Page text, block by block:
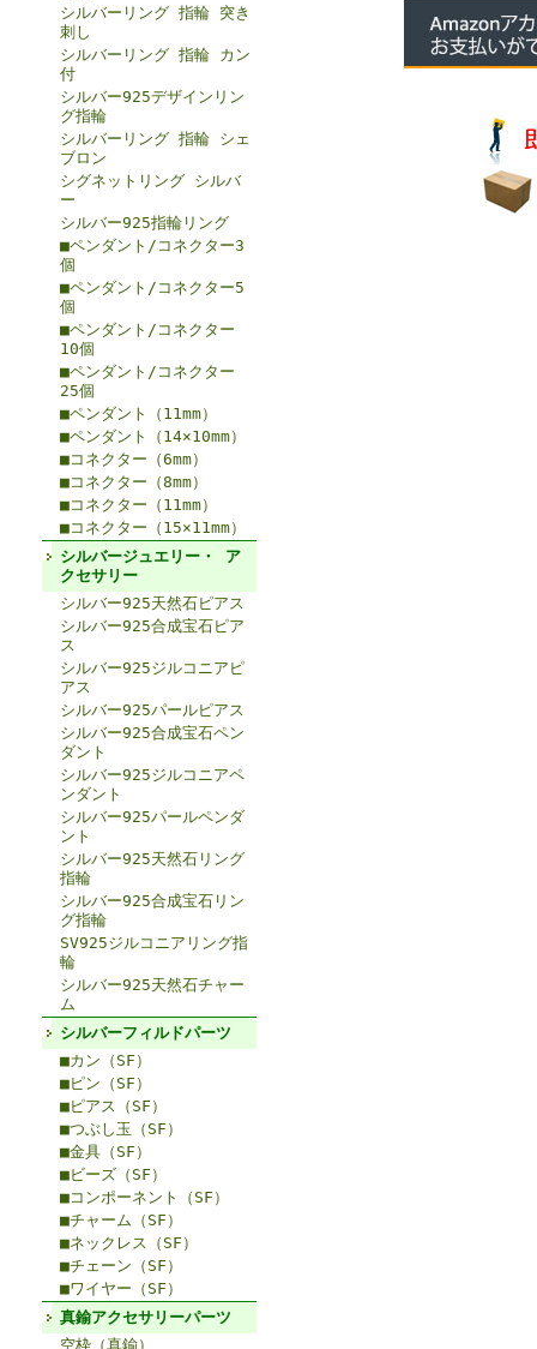
シルバーリング 指輪 突き
刺し
シルバーリング 指輪 カン
付
シルバー925デザインリン
グ指輪
シルバーリング 指輪 シェ
ブロン
シグネットリング シルバ
ー
シルバー925指輪リング
■ペンダント/コネクター3
個
■ペンダント/コネクター5
個
■ペンダント/コネクター
10個
■ペンダント/コネクター
25個
■ペンダント（11mm）
■ペンダント（14×10mm）
■コネクター（6mm）
■コネクター（8mm）
■コネクター（11mm）
■コネクター（15×11mm）
シルバージュエリー・ ア
クセサリー
シルバー925天然石ピアス
シルバー925合成宝石ピア
ス
シルバー925ジルコニアピ
アス
シルバー925パールピアス
シルバー925合成宝石ペン
ダント
シルバー925ジルコニアペ
ンダント
シルバー925パールペンダ
ント
シルバー925天然石リング
指輪
シルバー925合成宝石リン
グ指輪
SV925ジルコニアリング指
輪
シルバー925天然石チャー
ム
シルバーフィルドパーツ
■カン（SF）
■ピン（SF）
■ピアス（SF）
■つぶし玉（SF）
■金具（SF）
■ビーズ（SF）
■コンポーネント（SF）
■チャーム（SF）
■ネックレス（SF）
■チェーン（SF）
■ワイヤー（SF）
真鍮アクセサリーパーツ
空枠（真鍮）